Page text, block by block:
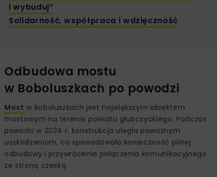
i wybuduj”
Solidarność, współpraca i wdzięczność
Odbudowa mostu
w Boboluszkach po powodzi
Most w Boboluszkach jest największym obiektem
mostowym na terenie powiatu głubczyckiego. Podczas
powodzi w 2024 r. konstrukcja uległa poważnym
uszkodzeniom, co spowodowało konieczność pilnej
odbudowy i przywrócenia połączenia komunikacyjnego
ze stroną czeską.